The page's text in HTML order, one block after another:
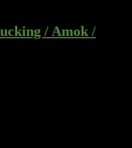
/ Amok /